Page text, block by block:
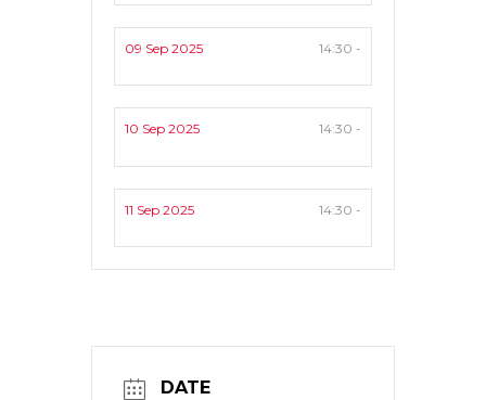
09 Sep 2025 14:30 -
10 Sep 2025 14:30 -
11 Sep 2025 14:30 -
DATE